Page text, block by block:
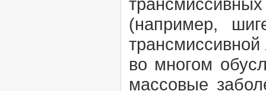
(например,
во многом
массовые